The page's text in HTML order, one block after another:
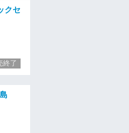
クセ
終了